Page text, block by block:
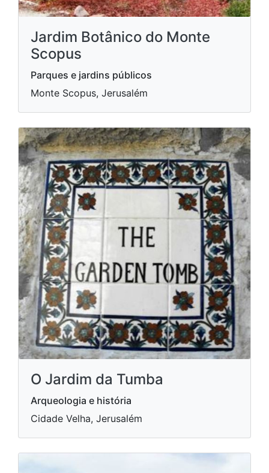
Jardim Botânico do Monte
Scopus
Parques e jardins públicos
Monte Scopus, Jerusalém
O Jardim da Tumba
Arqueologia e história
Cidade Velha, Jerusalém